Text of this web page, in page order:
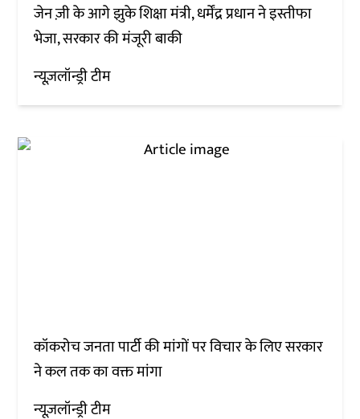
जेन ज़ी के आगे झुके शिक्षा मंत्री, धर्मेंद्र प्रधान ने इस्तीफा
भेजा, सरकार की मंजूरी बाकी
न्यूज़लॉन्ड्री टीम
कॉकरोच जनता पार्टी की मांगों पर विचार के लिए सरकार
ने कल तक का वक्त मांगा
न्यूज़लॉन्ड्री टीम